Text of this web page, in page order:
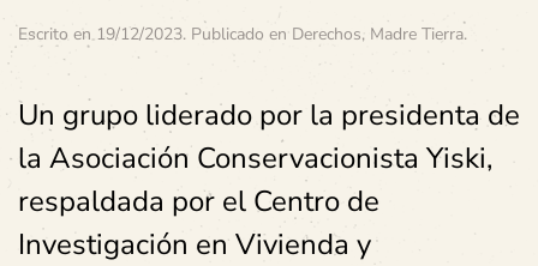
Escrito en19/12/2023. Publicado en Derechos, Madre Tierra.
Un grupo liderado por la presidenta de
la Asociación Conservacionista Yiski,
respaldada por el Centro de
Investigación en Vivienda y